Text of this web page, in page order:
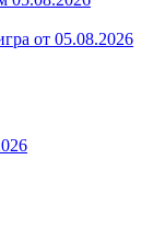
от 05.08.2026